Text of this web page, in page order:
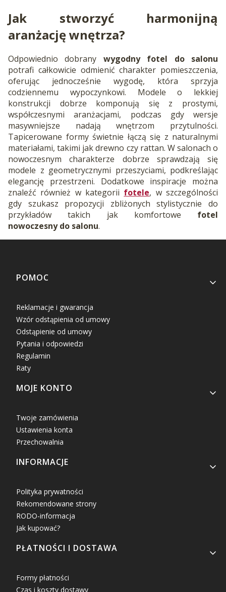
Jak stworzyć harmonijną
aranżację wnętrza?
Odpowiednio dobrany wygodny fotel do salonu
potrafi całkowicie odmienić charakter pomieszczenia,
oferując jednocześnie wygodę, która sprzyja
codziennemu wypoczynkowi. Modele o lekkiej
konstrukcji dobrze komponują się z prostymi,
współczesnymi aranżacjami, podczas gdy wersje
masywniejsze nadają wnętrzom przytulności.
Tapicerowane formy świetnie łączą się z naturalnymi
materiałami, takimi jak drewno czy rattan. W salonach o
nowoczesnym charakterze dobrze sprawdzają się
modele z geometrycznymi przeszyciami, podkreślając
elegancję przestrzeni. Dodatkowe inspiracje można
znaleźć również w kategorii fotele, w szczególności
gdy szukasz propozycji zbliżonych stylistycznie do
przykładów takich jak komfortowe fotel
nowoczesny do salonu.
Linki w stopce
POMOC
Reklamacje i gwarancja
Wzór odstąpienia od umowy
Odstąpienie od umowy
Pytania i odpowiedzi
Regulamin
Raty
MOJE KONTO
Twoje zamówienia
Ustawienia konta
Przechowalnia
INFORMACJE
Polityka prywatności
Rekomendowane strony
RODO-informacja
Jak kupować?
PŁATNOŚCI I DOSTAWA
Formy płatności
Czas i koszty dostawy